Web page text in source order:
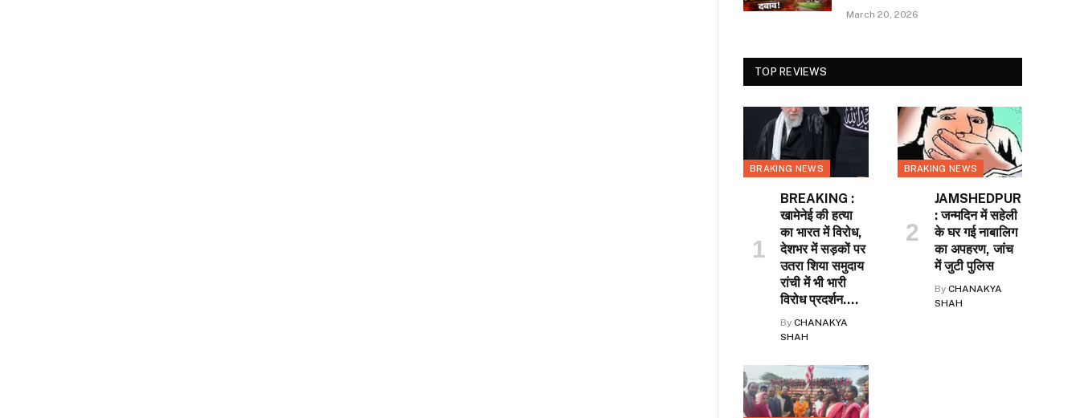
March 20, 2026
TOP REVIEWS
BRAKING NEWS
BREAKING :
खामेनेई की हत्या
का भारत में विरोध,
देशभर में सड़कों पर
उतरा शिया समुदाय
रांची में भी भारी
विरोध प्रदर्शन….
By CHANAKYA
SHAH
BRAKING NEWS
JAMSHEDPUR
: जन्मदिन में सहेली
के घर गई नाबालिग
का अपहरण, जांच
में जुटी पुलिस
By CHANAKYA
SHAH